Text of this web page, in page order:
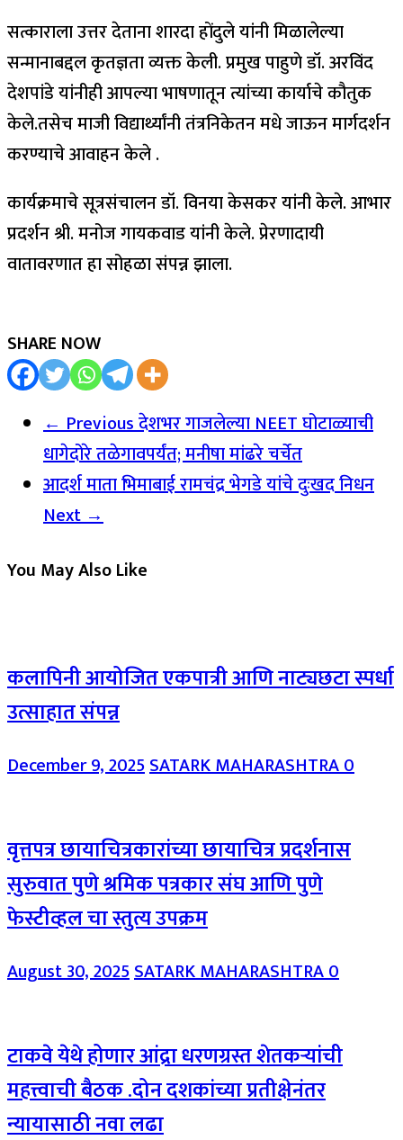
सत्काराला उत्तर देताना शारदा होंदुले यांनी मिळालेल्या
सन्मानाबद्दल कृतज्ञता व्यक्त केली. प्रमुख पाहुणे डॉ. अरविंद
देशपांडे यांनीही आपल्या भाषणातून त्यांच्या कार्याचे कौतुक
केले.तसेच माजी विद्यार्थ्यांनी तंत्रनिकेतन मधे जाऊन मार्गदर्शन
करण्याचे आवाहन केले .
कार्यक्रमाचे सूत्रसंचालन डॉ. विनया केसकर यांनी केले. आभार
प्रदर्शन श्री. मनोज गायकवाड यांनी केले. प्रेरणादायी
वातावरणात हा सोहळा संपन्न झाला.
SHARE NOW
← Previousदेशभर गाजलेल्या NEET घोटाळ्याची
धागेदोरे तळेगावपर्यंत; मनीषा मांढरे चर्चेत
आदर्श माता भिमाबाई रामचंद्र भेगडे यांचे दुःखद निधन
Next →
You May Also Like
कलापिनी आयोजित एकपात्री आणि नाट्यछटा स्पर्धा
उत्साहात संपन्न
December 9, 2025SATARK MAHARASHTRA0
वृत्तपत्र छायाचित्रकारांच्या छायाचित्र प्रदर्शनास
सुरुवात पुणे श्रमिक पत्रकार संघ आणि पुणे
फेस्टीव्हल चा स्तुत्य उपक्रम
August 30, 2025SATARK MAHARASHTRA0
टाकवे येथे होणार आंद्रा धरणग्रस्त शेतकऱ्यांची
महत्त्वाची बैठक .दोन दशकांच्या प्रतीक्षेनंतर
न्यायासाठी नवा लढा